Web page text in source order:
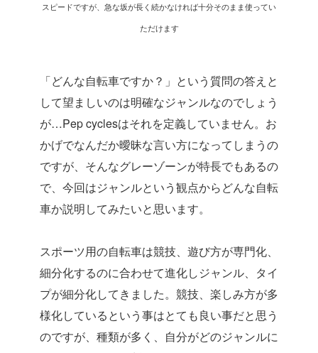
スピードですが、急な坂が長く続かなければ十分そのまま使ってい
ただけます
「どんな自転車ですか？」という質問の答えと
して望ましいのは明確なジャンルなのでしょう
が…Pep cyclesはそれを定義していません。お
かげでなんだか曖昧な言い方になってしまうの
ですが、そんなグレーゾーンが特長でもあるの
で、今回はジャンルという観点からどんな自転
車か説明してみたいと思います。
スポーツ用の自転車は競技、遊び方が専門化、
細分化するのに合わせて進化しジャンル、タイ
プが細分化してきました。競技、楽しみ方が多
様化しているという事はとても良い事だと思う
のですが、種類が多く、自分がどのジャンルに